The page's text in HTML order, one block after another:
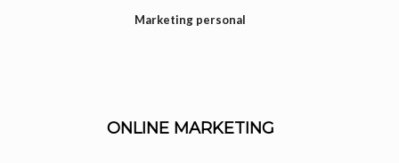
Marketing personal
ONLINE MARKETING